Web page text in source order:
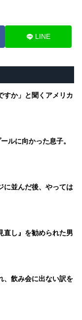
LINE
すか」と聞くアメリカ
ルに向かった息子。
に並んだ後、やっては
直し』を勧められた男
、飲み会に出ない訳を